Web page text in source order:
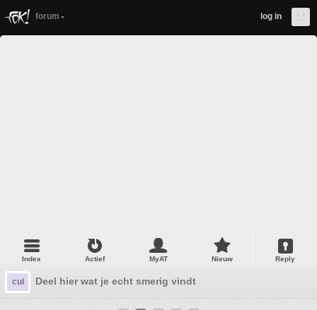
forum log in
Index Actief MyAT Nieuw Reply
cul Deel hier wat je echt smerig vindt